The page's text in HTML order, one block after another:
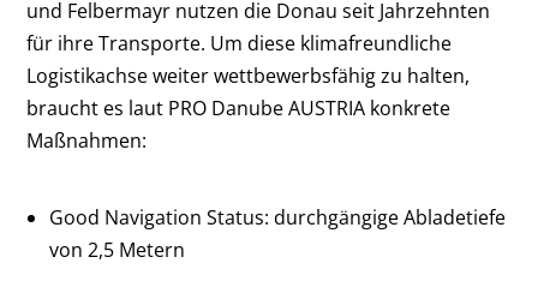
und Felbermayr nutzen die Donau seit Jahrzehnten
für ihre Transporte. Um diese klimafreundliche
Logistikachse weiter wettbewerbsfähig zu halten,
braucht es laut PRO Danube AUSTRIA konkrete
Maßnahmen:
Good Navigation Status: durchgängige Abladetiefe
von 2,5 Metern